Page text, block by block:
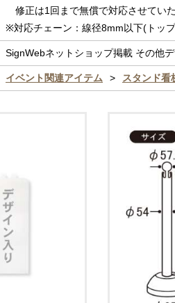
修正は1回まで無償で対応させてい
※対応チェーン：線径8mm以下(トッ
SignWebネットショップ掲載 その他
イベント関連アイテム スタンド看